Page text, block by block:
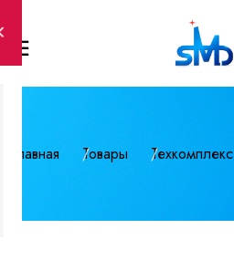
Главная Товары Техкомплекс